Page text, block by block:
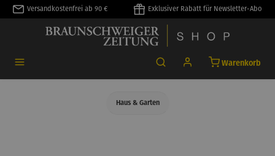
springen
Versandkostenfrei ab 90 € Exklusiver Rabatt für Newsletter-Abo
Warenkorb
Haus & Garten